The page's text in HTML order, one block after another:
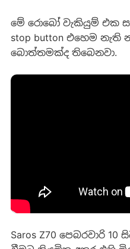
මේ රොබෝ වැකියුම් එක
stop button එහෙම නැති
බොත්තමක්ද තිබෙනවා.
Saros Z70 පෙබරවාරි